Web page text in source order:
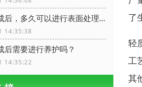
轻质隔墙板安装完成后，多久可以进行表面处理？
14:35:38
后需要进行养护吗？
14:35:22
了
轻
工
其